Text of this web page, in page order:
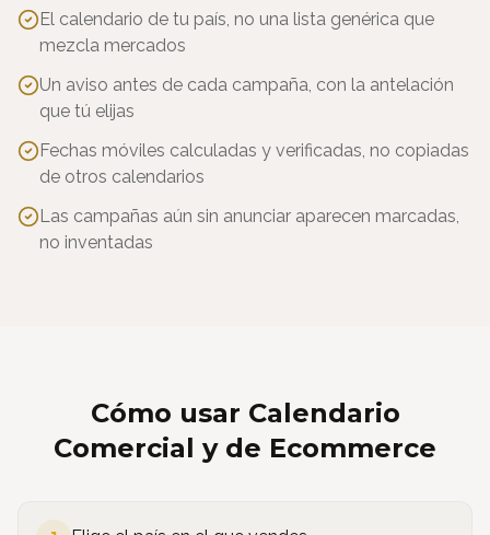
El calendario de tu país, no una lista genérica que
mezcla mercados
Un aviso antes de cada campaña, con la antelación
que tú elijas
Fechas móviles calculadas y verificadas, no copiadas
de otros calendarios
Las campañas aún sin anunciar aparecen marcadas,
no inventadas
Cómo usar Calendario
Comercial y de Ecommerce